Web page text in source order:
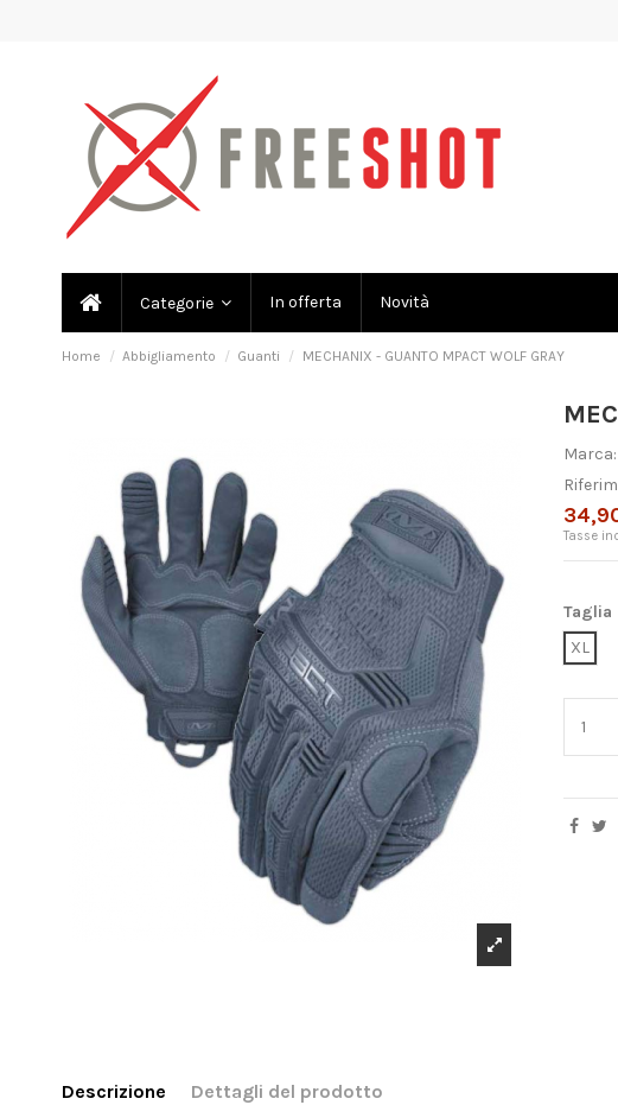
Categorie In offerta Novità
Home Abbigliamento Guanti MECHANIX - GUANTO MPACT WOLF GRAY
Marca:
Tasse
Taglia
XL
Descrizione Dettagli del prodotto